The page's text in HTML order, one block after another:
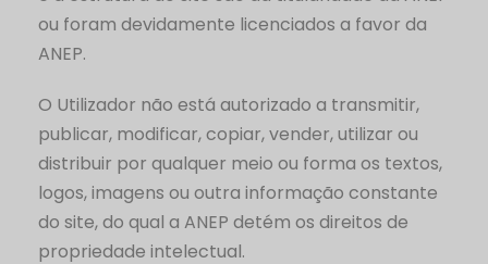
ou foram devidamente licenciados a favor da
ANEP.
O Utilizador não está autorizado a transmitir,
publicar, modificar, copiar, vender, utilizar ou
distribuir por qualquer meio ou forma os textos,
logos, imagens ou outra informação constante
do site, do qual a ANEP detém os direitos de
propriedade intelectual.